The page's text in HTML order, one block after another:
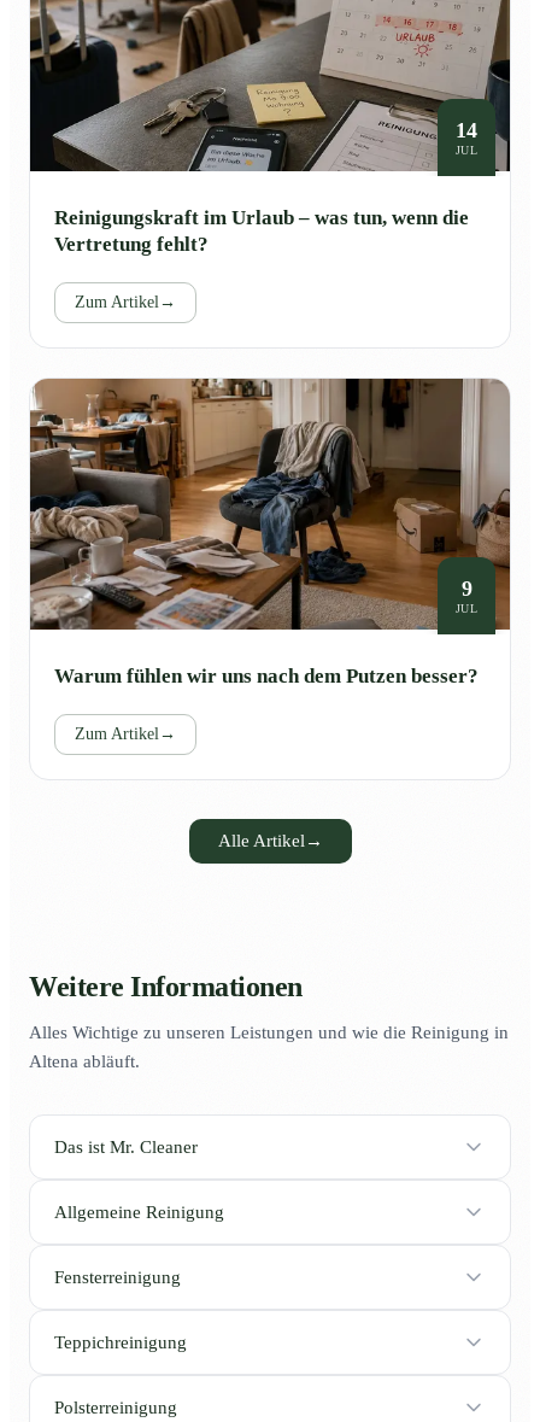
14
JUL
Reinigungskraft im Urlaub – was tun, wenn die
Vertretung fehlt?
Zum Artikel→
9
JUL
Warum fühlen wir uns nach dem Putzen besser?
Zum Artikel→
Alle Artikel→
Weitere Informationen
Alles Wichtige zu unseren Leistungen und wie die Reinigung in
Altena abläuft.
Das ist Mr. Cleaner
Allgemeine Reinigung
Fensterreinigung
Teppichreinigung
Polsterreinigung